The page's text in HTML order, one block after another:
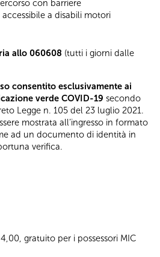
con barriere
a disabili motori
allo 060608 (tutti i giorni dalle
consentito esclusivamente ai
verde COVID-19 secondo
Legge n. 105 del 23 luglio 2021.
mostrata all’ingresso in formato
ad un documento di identità in
verifica.
gratuito per i possessori MIC